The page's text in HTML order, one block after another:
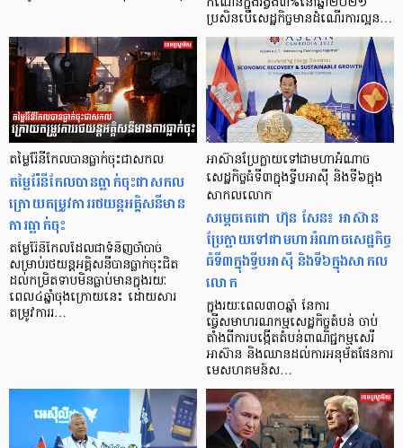
ប្រសិនបើសេដ្ឋកិច្ចមានដំណើរការល្អន…
តម្លៃរ៉ែនីកែលបានធ្លាក់ចុះជាសកល
តម្លៃរ៉ែនីកែលបានធ្លាក់ចុះជាសកល
ក្រោយតម្រូវការរថយន្តអគ្គិសនីមាន
ការធ្លាក់ចុះ
តម្លៃរ៉ែនីកែលដែលជាទំនិញចាំបាច់
សម្រាប់រថយន្តអគ្គិសនីបានធ្លាក់ចុះជិត
ដល់កម្រិតទាបមិនធ្លាប់មានក្នុងរយៈ
ពេល៤ឆ្នាំចុងក្រោយនេះ ដោយសារ
តម្រូវការរ…
អាស៊ានប្រែក្លាយទៅជាមហាអំណាច
សេដ្ឋកិច្ចធំទី៣ក្នុងទ្វីបអាស៊ី និងទី៦ក្នុង
សាកលលោក
សម្ដេចតេជោ ហ៊ុន សែន៖ អាស៊ាន
ប្រែក្លាយទៅជាមហាអំណាចសេដ្ឋកិច្ច
ធំទី៣ក្នុងទ្វីបអាស៊ី និងទី៦ក្នុងសាកល
លោក
ក្នុងរយៈពេល៣០ឆ្នាំ នៃការ
ធ្វើសមាហរណកម្មសេដ្ឋកិច្ចតំបន់ ចាប់
តាំងពីការបង្កើតតំបន់ពាណិជ្ជកម្មសេរី
អាស៊ាន និងឈានដល់ការអនុម័តផែនការ
មេសហគមន៍ស…